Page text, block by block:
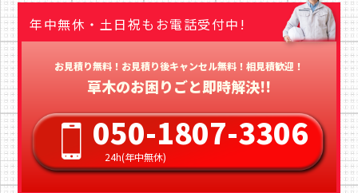
年中無休・土日祝もお電話受付中!
お見積り無料！お見積り後キャンセル無料！相見積歓迎！
草木のお困りごと即時解決!!
050-1807-3306
24h(年中無休)